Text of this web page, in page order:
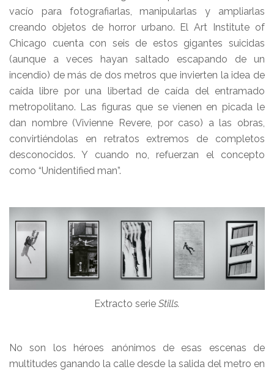
vacío para fotografiarlas, manipularlas y ampliarlas
creando objetos de horror urbano. El Art Institute of
Chicago cuenta con seis de estos gigantes suicidas
(aunque a veces hayan saltado escapando de un
incendio) de más de dos metros que invierten la idea de
caída libre por una libertad de caída del entramado
metropolitano. Las figuras que se vienen en picada le
dan nombre (Vivienne Revere, por caso) a las obras,
convirtiéndolas en retratos extremos de completos
desconocidos. Y cuando no, refuerzan el concepto
como “Unidentified man”.
Extracto serie Stills.
No son los héroes anónimos de esas escenas de
multitudes ganando la calle desde la salida del metro en